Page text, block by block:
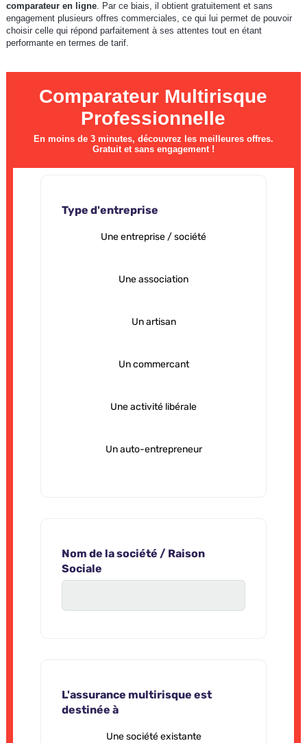
comparateur en ligne. Par ce biais, il obtient gratuitement et sans
engagement plusieurs offres commerciales, ce qui lui permet de pouvoir
choisir celle qui répond parfaitement à ses attentes tout en étant
performante en termes de tarif.
Comparateur Multirisque
Professionnelle
En moins de 3 minutes, découvrez les meilleures offres.
Gratuit et sans engagement !